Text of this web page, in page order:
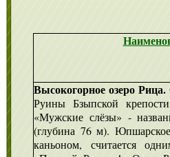
Высокогорное озеро Рица.
Руины Бзыпской
«Мужские слёзы» -
(глубина 76 м).
каньоном, считается